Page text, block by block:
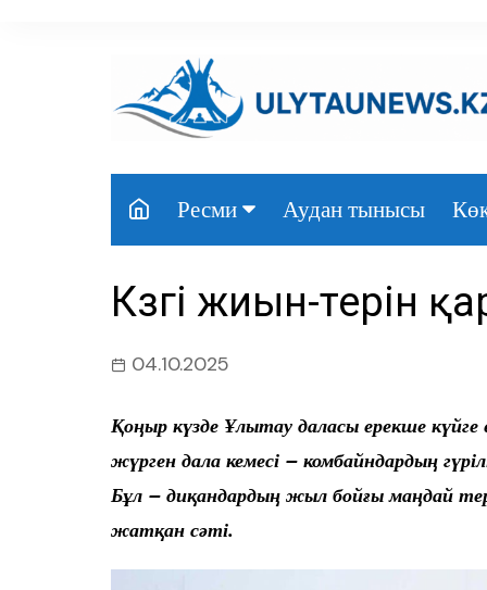
Ресми
Үкімет
Парламент
Аудан тынысы
Күзгі жиын-терін
04.10.2025
Қоңыр күзде Ұлытау даласы ерекше күйге
жүрген дала кемесі – комбайндардың
Бұл – диқандардың жыл бойғы маңдай
жатқан сәті.